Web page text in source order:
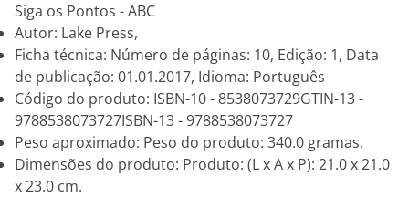
Siga os Pontos - ABC
Autor: Lake Press,
Ficha técnica: Número de páginas: 10, Edição: 1, Data
de publicação: 01.01.2017, Idioma: Português
Código do produto: ISBN-10 - 8538073729GTIN-13 -
9788538073727ISBN-13 - 9788538073727
Peso aproximado: Peso do produto: 340.0 gramas.
Dimensões do produto: Produto: (L x A x P): 21.0 x 21.0
x 23.0 cm.